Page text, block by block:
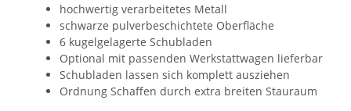
hochwertig verarbeitetes Metall
schwarze pulverbeschichtete Oberfläche
6 kugelgelagerte Schubladen
Optional mit passenden Werkstattwagen lieferbar
Schubladen lassen sich komplett ausziehen
Ordnung Schaffen durch extra breiten Stauraum